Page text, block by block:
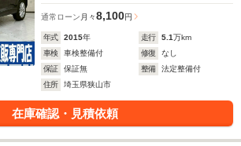
通常ローン 月々8,100円
年式 2015年 走行 5.1万km
車検
車検整備付 修復
なし
保証
保証無 整備
法定整備付
住所
埼玉県狭山市
在庫確認・見積依頼